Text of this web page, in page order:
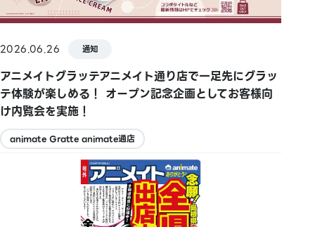
2026.06.26 通知
アニメイトグラッテアニメイト通り店で一足先にグラッ
テ体験が楽しめる！ オープン記念企画としてお客様向
け内覧会を実施！
animate Gratte animate通店